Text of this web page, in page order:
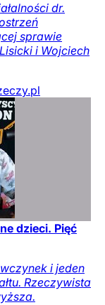
dr.
sprawie
i Wojciech
dzieci. Pięć
i jeden
Rzeczywista